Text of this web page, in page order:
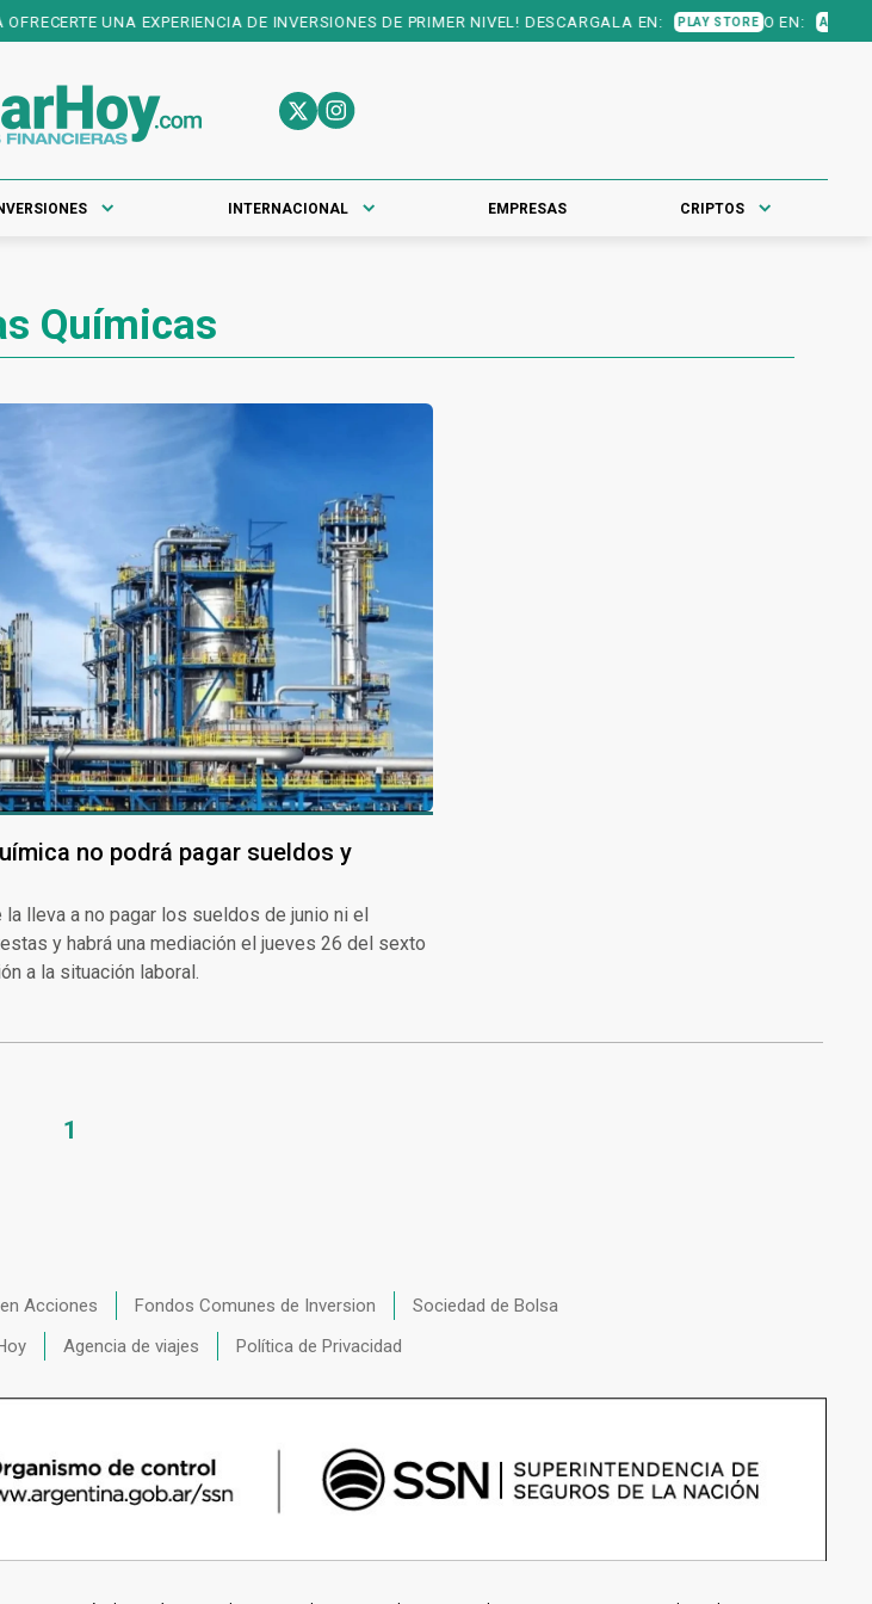
UNA EXPERIENCIA DE INVERSIONES DE PRIMER NIVEL! DESCARGALA EN: PLAY STORE O EN: APP STORE
INTERNACIONAL EMPRESAS CRIPTOS
Químicas
no podrá pagar sueldos y
lleva a no pagar los sueldos de junio ni el
y habrá una mediación el jueves 26 del sexto
a la situación laboral.
1
Acciones Fondos Comunes de Inversion
Sociedad de Bolsa
Agencia de viajes Política de Privacidad